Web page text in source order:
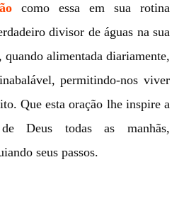
como essa em sua rotina
divisor de águas na sua
alimentada diariamente,
permitindo-nos viver
Que esta oração lhe inspire a
Deus todas as manhãs,
seus passos.